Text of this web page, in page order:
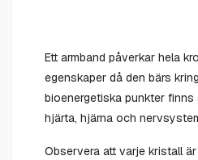
Ett armband påverkar hela
egenskaper då den bärs
bioenergetiska punkter
hjärta, hjärna och
Observera att varje kristall